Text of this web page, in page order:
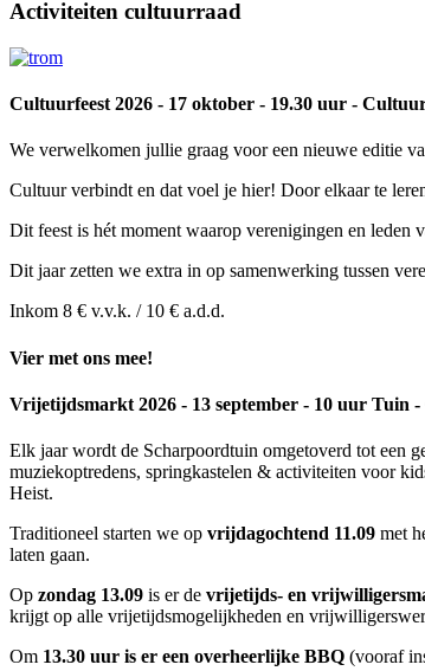
Activiteiten cultuurraad
Cultuurfeest 2026 - 17 oktober - 19.30 uur -
We verwelkomen jullie graag voor een nieuwe editie
Cultuur verbindt en dat voel je hier! Door elkaar te
Dit feest is hét moment waarop verenigingen en leden
Dit jaar zetten we extra in op samenwerking tussen
Inkom 8 € v.v.k. / 10 € a.d.d.
Vier met ons mee!
Vrijetijdsmarkt 2026 - 13 september - 10 uur Tuin
Elk jaar wordt de Scharpoordtuin omgetoverd tot een
muziekoptredens, springkastelen & activiteiten voor
Heist.
Traditioneel starten we op vrijdagochtend 11.09 met
laten gaan.
Op zondag 13.09 is er de vrijetijds- en
krijgt op alle vrijetijdsmogelijkheden en
Om 13.30 uur is er een overheerlijke BBQ (vooraf